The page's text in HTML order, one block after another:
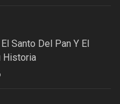
Santo Del Pan Y El
Historia